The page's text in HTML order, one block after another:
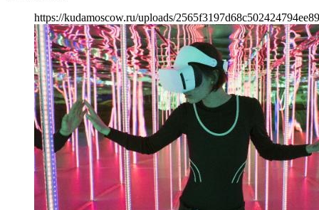
https://kudamoscow.ru/uploads/